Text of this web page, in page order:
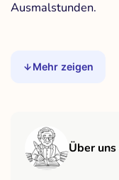
Ausmalstunden.
Mehr zeigen
Über